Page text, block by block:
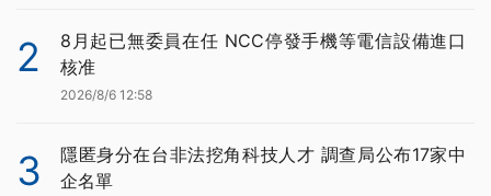
2
8月起已無委員在任 NCC停發手機等電信設備進口
核准
2026/8/6 12:58
3
隱匿身分在台非法挖角科技人才 調查局公布17家中
企名單